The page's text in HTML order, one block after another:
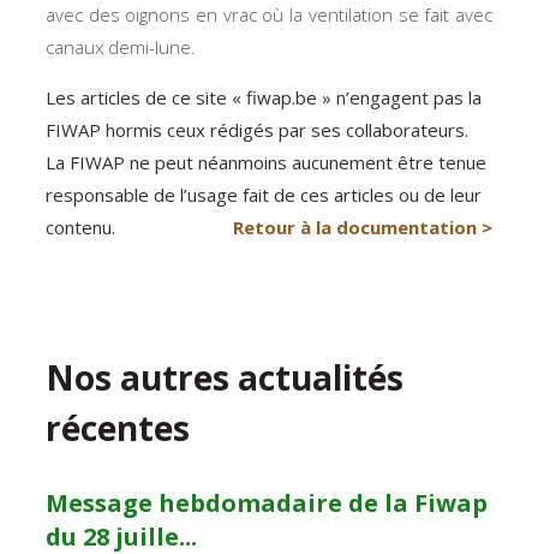
avec des oignons en vrac où la ventilation se fait avec
canaux demi-lune.
Les articles de ce site « fiwap.be » n’engagent pas la
FIWAP hormis ceux rédigés par ses collaborateurs.
La FIWAP ne peut néanmoins aucunement être tenue
responsable de l’usage fait de ces articles ou de leur
contenu.
Retour à la documentation >
Nos autres actualités
récentes
Message hebdomadaire de la Fiwap
du 28 juille...